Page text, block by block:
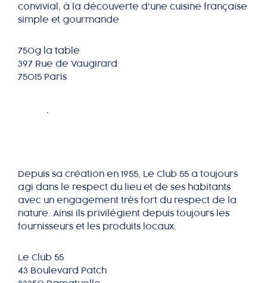
convivial, à la découverte d'une cuisine française
simple et gourmande
750g la table
397 Rue de Vaugirard
75015 Paris
,
Depuis sa création en 1955, Le Club 55 a toujours
agi dans le respect du lieu et de ses habitants
avec un engagement très fort du respect de la
nature. Ainsi ils privilégient depuis toujours les
fournisseurs et les produits locaux.
Le Club 55
43 Boulevard Patch